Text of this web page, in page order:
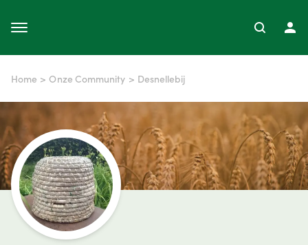
Home > Onze Community > Desnellebij